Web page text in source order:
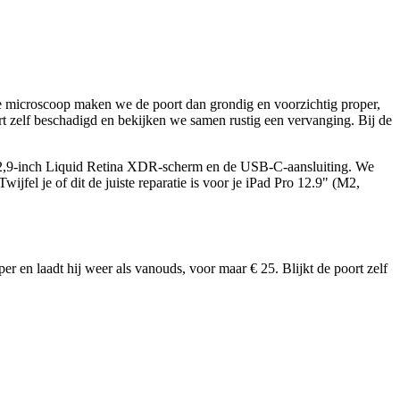
maken we de poort dan grondig en voorzichtig proper,
zelf beschadigd en bekijken we samen rustig een vervanging. Bij de
inch Liquid Retina XDR-scherm en de USB-C-aansluiting. We
je of dit de juiste reparatie is voor je iPad Pro 12.9" (M2,
en laadt hij weer als vanouds, voor maar € 25. Blijkt de poort zelf